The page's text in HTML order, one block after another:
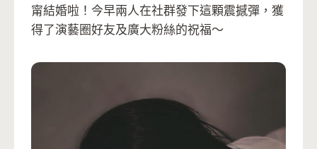
甯結婚啦！今早兩人在社群發下這顆震撼彈，獲
得了演藝圈好友及廣大粉絲的祝福～